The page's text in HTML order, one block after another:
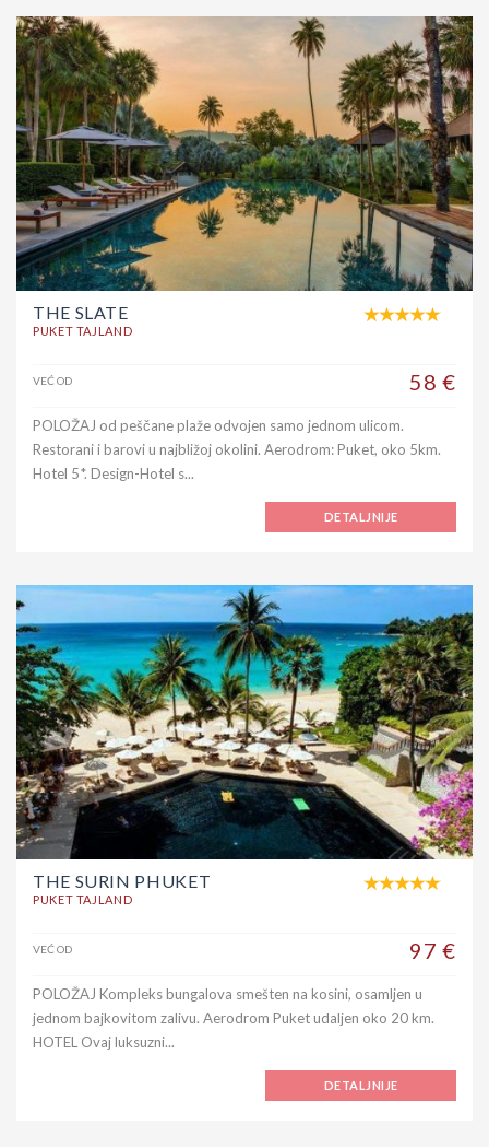
THE SLATE
PUKET TAJLAND
VEĆ OD 58 €
POLOŽAJ od peščane plaže odvojen samo jednom ulicom.
Restorani i barovi u najbližoj okolini. Aerodrom: Puket, oko 5km.
Hotel 5*. Design-Hotel s...
DETALJNIJE
THE SURIN PHUKET
PUKET TAJLAND
VEĆ OD 97 €
POLOŽAJ Kompleks bungalova smešten na kosini, osamljen u
jednom bajkovitom zalivu. Aerodrom Puket udaljen oko 20 km.
HOTEL Ovaj luksuzni...
DETALJNIJE